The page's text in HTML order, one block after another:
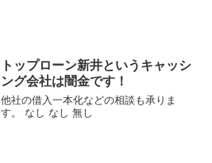
トップローン新井というキャッシ
ング会社は闇金です！
他社の借入一本化などの相談も承りま
す。 なし なし 無し